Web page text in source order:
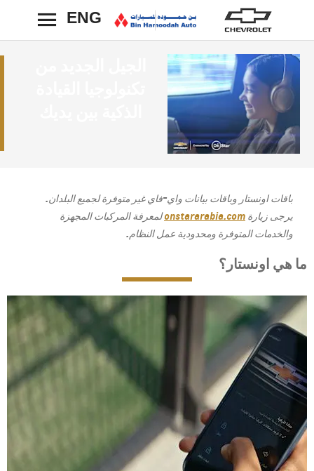
ENG رجوع
باقات اونستار وباقات بيانات واي-فاي غير متوفرة لجميع البلدان.
يرجى زيارة onstararabia.comلمعرفة المركبات المجهزة
والخدمات المتوفرة ومحدودية عمل النظام.
ما هي اونستار؟